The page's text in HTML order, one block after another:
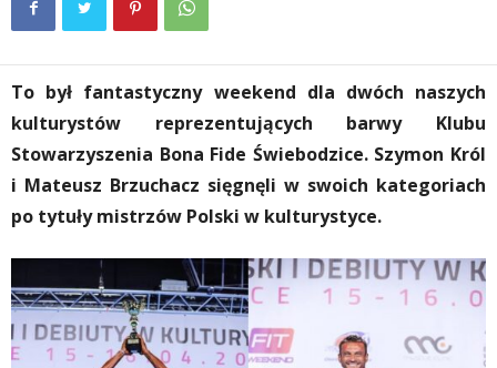
To był fantastyczny weekend dla dwóch naszych
kulturystów reprezentujących barwy Klubu
Stowarzyszenia Bona Fide Świebodzice. Szymon Król
i Mateusz Brzuchacz sięgnęli w swoich kategoriach
po tytuły mistrzów Polski w kulturystyce.